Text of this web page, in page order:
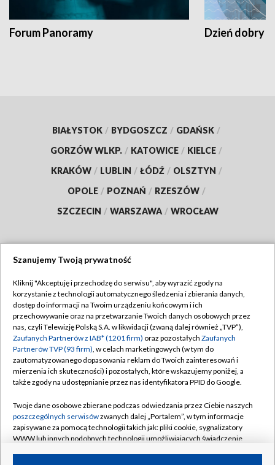
Forum Panoramy Dzień dobry
BIAŁYSTOK / BYDGOSZCZ / GDAŃSK /
GORZÓW WLKP. / KATOWICE / KIELCE /
KRAKÓW / LUBLIN / ŁÓDŹ / OLSZTYN /
OPOLE / POZNAŃ / RZESZÓW /
SZCZECIN / WARSZAWA / WROCŁAW
TVP
Abonament TVP
Emisja w TVP
Centrum informacji TVP
Naziemna Telewizja Cyfrowa
Rada Programowa
System NOS
Informacje o nadawcy
Regulamin TVP
Polityka prywatności
Moje zgody
Pomoc
Kontakt
Kanały
Szanujemy Twoją prywatność
Kliknij "Akceptuję i przechodzę do serwisu", aby wyrazić zgody na
korzystanie z technologii automatycznego śledzenia i zbierania danych,
dostęp do informacji na Twoim urządzeniu końcowym i ich
przechowywanie oraz na przetwarzanie Twoich danych osobowych przez
nas, czyli Telewizję Polską S.A. w likwidacji (zwaną dalej również „TVP”),
Zaufanych Partnerów z IAB* (1201 firm) oraz pozostałych Zaufanych
Partnerów TVP (93 firm), w celach marketingowych (w tym do
zautomatyzowanego dopasowania reklam do Twoich zainteresowań i
mierzenia ich skuteczności) i pozostałych, które wskazujemy poniżej, a
także zgody na udostępnianie przez nas identyfikatora PPID do Google.
Twoje dane osobowe zbierane podczas odwiedzania przez Ciebie naszych
poszczególnych serwisówzwanych dalej „Portalem”, w tym informacje
zapisywane za pomocą technologii takich jak: pliki cookie, sygnalizatory
WWW lub innych podobnych technologii umożliwiających świadczenie